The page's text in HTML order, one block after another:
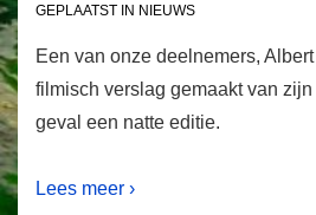
GEPLAATST IN NIEUWS
Een van onze deelnemers,
filmisch verslag gemaakt van
geval een natte editie.
Lees meer ›